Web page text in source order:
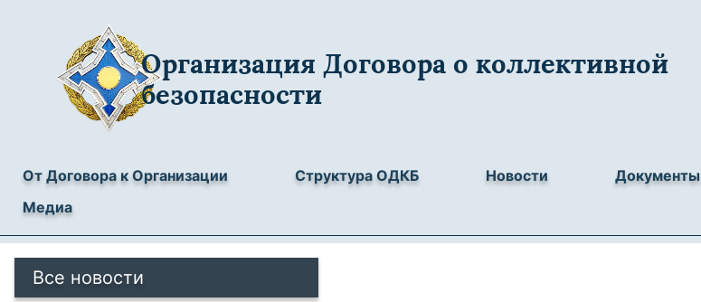
Организация Договора о коллективной
безопасности
От Договора к Организации Структура ОДКБ Новости Документы
Медиа
Все новости